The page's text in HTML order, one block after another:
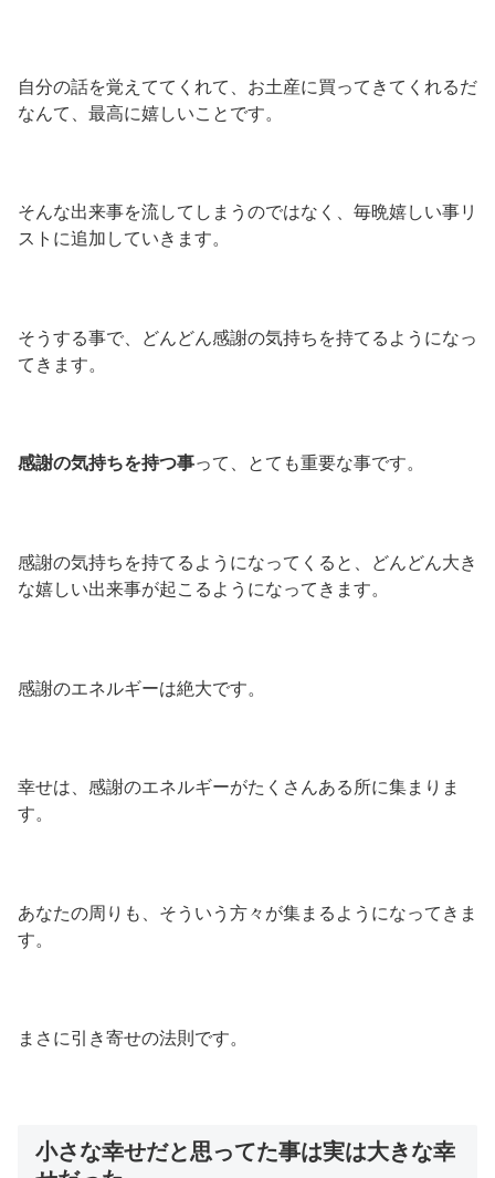
自分の話を覚えててくれて、お土産に買ってきてくれるだ
なんて、最高に嬉しいことです。
そんな出来事を流してしまうのではなく、毎晩嬉しい事リ
ストに追加していきます。
そうする事で、どんどん感謝の気持ちを持てるようになっ
てきます。
感謝の気持ちを持つ事って、とても重要な事です。
感謝の気持ちを持てるようになってくると、どんどん大き
な嬉しい出来事が起こるようになってきます。
感謝のエネルギーは絶大です。
幸せは、感謝のエネルギーがたくさんある所に集まりま
す。
あなたの周りも、そういう方々が集まるようになってきま
す。
まさに引き寄せの法則です。
小さな幸せだと思ってた事は実は大きな幸